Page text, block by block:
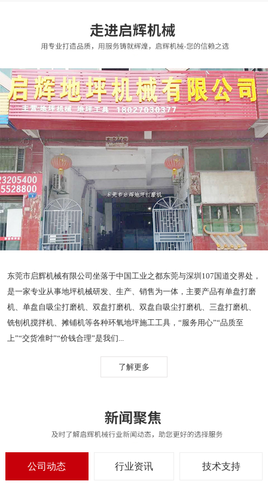
东莞市启辉机械有限公司坐落于中国工业之都东莞与深圳107国道交界处，
是一家专业从事地坪机械研发、生产、销售为一体，主要产品有单盘打磨
机、单盘自吸尘打磨机、双盘打磨机、双盘自吸尘打磨机、三盘打磨机、
铣刨机搅拌机、摊铺机等各种环氧地坪施工工具，“服务用心”“品质至
上”“交货准时”“价钱合理”是我们...
了解更多
公司动态 行业资讯 技术支持